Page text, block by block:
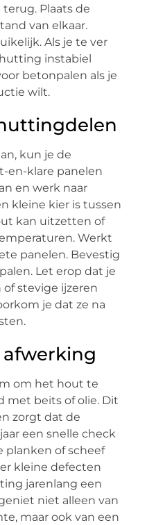
Plaats de
van elkaar.
Als je te ver
instabiel
betonpalen als je
wilt.
kun je de
en-klare panelen
en werk naar
kleine kier is tussen
kan uitzetten of
Werkt
panelen. Bevestig
Let erop dat je
stevige ijzeren
je dat ze na
om het hout te
met beits of olie. Dit
zorgt dat de
een snelle check
planken of scheef
kleine defecten
jarenlang een
niet alleen van
maar ook van een